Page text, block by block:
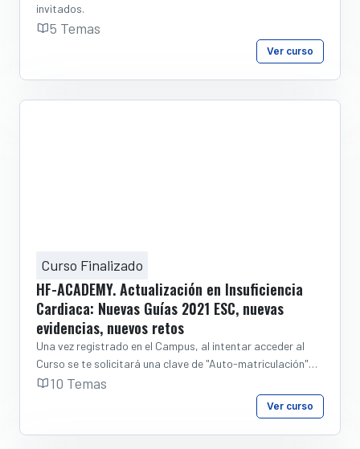
invitados.
5 Temas
Ver curso
Curso Finalizado
HF-ACADEMY. Actualización en Insuficiencia
Cardiaca: Nuevas Guías 2021 ESC, nuevas
evidencias, nuevos retos
Una vez registrado en el Campus, al intentar acceder al
Curso se te solicitará una clave de "Auto-matriculación"
que te facilitará tu delegado de Boehringer.
10 Temas
Ver curso